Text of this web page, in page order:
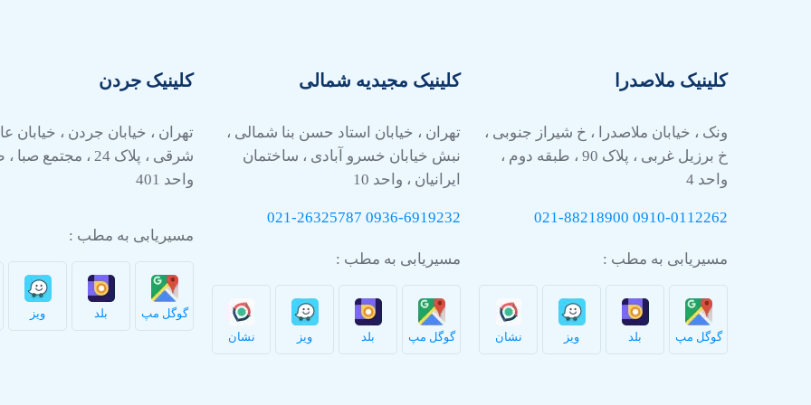
کلینیک ملاصدرا
ونک ، خیابان ملاصدرا ، خ شیراز جنوبی ،
خ برزیل غربی ، پلاک 90 ، طبقه دوم ،
واحد 4
0910-0112262
021-88218900
مسیریابی به مطب :
گوگل مپ بلد ویز نشان
کلینیک مجیدیه شمالی
تهران ، خیابان استاد حسن بنا شمالی ،
نبش خیابان خسرو آبادی ، ساختمان
ایرانیان ، واحد 10
0936-6919232
021-26325787
مسیریابی به مطب :
گوگل مپ بلد ویز نشان
کلینیک جردن
تهران ، خیابان جردن ، خیابان
واحد 401
مسیریابی به مطب :
گوگل مپ بلد ویز